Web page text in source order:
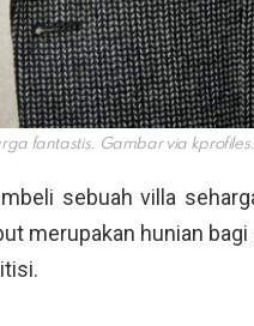
fantastis. Gambar via
sebuah villa
merupakan hunian